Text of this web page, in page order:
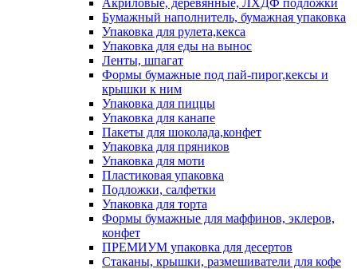
Акриловые, деревянные, ЛХДФ подложки
Бумажный наполнитель, бумажная упаковка
Упаковка для рулета,кекса
Упаковка для еды на вынос
Ленты, шпагат
Формы бумажные под пай-пирог,кексы и
крышки к ним
Упаковка для пиццы
Упаковка для канапе
Пакеты для шоколада,конфет
Упаковка для пряников
Упаковка для моти
Пластиковая упаковка
Подложки, салфетки
Упаковка для торта
Формы бумажные для маффинов, эклеров,
конфет
ПРЕМИУМ упаковка для десертов
Стаканы, крышки, размешиватели для кофе